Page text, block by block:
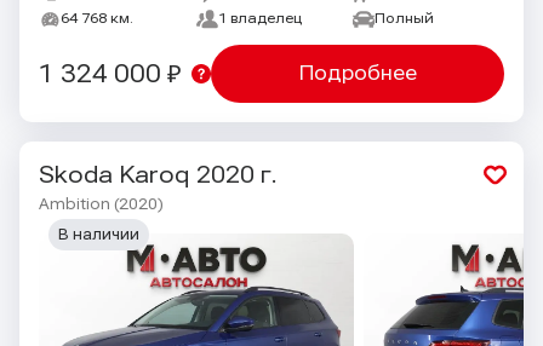
64 768 км.
1 владелец Полный
Подробнее
1 324 000 ₽
Skoda Karoq 2020 г.
Ambition (2020)
В наличии